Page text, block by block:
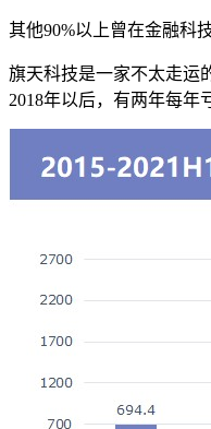
其他90%以上曾在金融科
旗天科技是一家不太走运
2018年以后，有两年每年